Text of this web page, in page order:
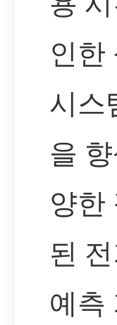
인한
시스
을
양한
된
예측